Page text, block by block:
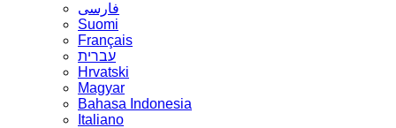
فارسی
Suomi
Français
עברית
Hrvatski
Magyar
Bahasa Indonesia
Italiano